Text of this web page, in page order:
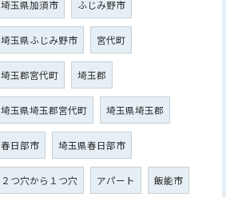
埼玉県加須市 ふじみ野市
埼玉県ふじみ野市 宮代町
埼玉郡宮代町 埼玉郡
埼玉県埼玉郡宮代町 埼玉県埼玉郡
春日部市 埼玉県春日部市
２つ穴から１つ穴 アパート 飯能市